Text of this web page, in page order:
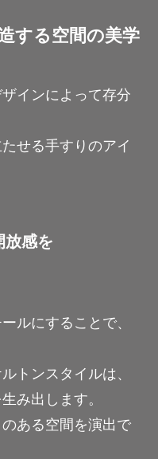
する空間の美学
インによって存分
せる手すりのアイ
放感を
ルにすることで、
トンスタイルは、
み出します。
ある空間を演出で